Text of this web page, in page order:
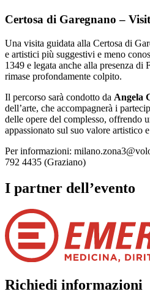
Certosa di Garegnano –
Una visita guidata alla Certosa di
e artistici più suggestivi e meno
1349 e legata anche alla presenza di
rimase profondamente colpito.
Il percorso sarà condotto da Angela
dell’arte, che accompagnerà i
delle opere del complesso, offrendo
appassionato sul suo valore artistico
Per informazioni:
792 4435 (Graziano)
I partner dell’evento
Richiedi informazioni